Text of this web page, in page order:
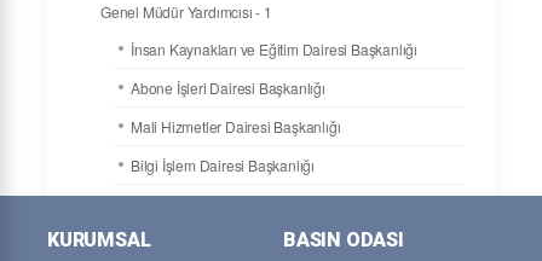
Genel Müdür Yardımcısı - 1
İnsan Kaynakları ve Eğitim Dairesi Başkanlığı
Abone İşleri Dairesi Başkanlığı
Mali Hizmetler Dairesi Başkanlığı
Bilgi İşlem Dairesi Başkanlığı
İş Sağlığı ve Güvenliği Dairesi Başkanlığı
KURUMSAL BASIN ODASI